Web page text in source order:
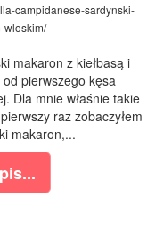
campidanese-sardynski-
wloskim/
makaron z kiełbasą i
pierwszego kęsa
Dla mnie właśnie takie
raz zobaczyłem
makaron,...